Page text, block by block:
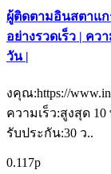
ผู้ติดตามอินสตาแก
อย่างรวดเร็ว | คว
วัน |
งคุณ:https://
ความเร็ว:สูงสุด
รับประกัน:30 ว..
0.117р